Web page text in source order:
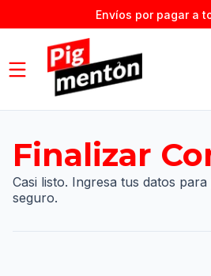
Envíos por pagar a
Finalizar
Casi listo. Ingresa tus datos
seguro.